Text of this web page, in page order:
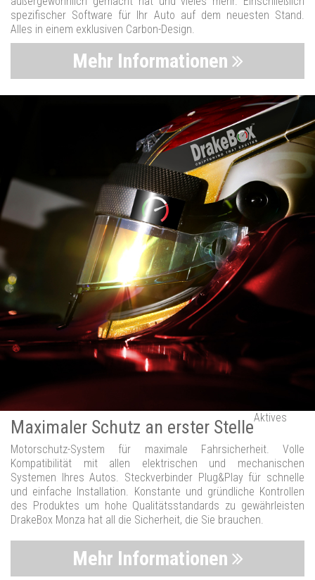
spezifischer Software für Ihr Auto auf dem neuesten Stand.
Alles in einem exklusiven Carbon-Design.
Mehr Informationen
Maximaler Schutz an erster StelleAktives
Motorschutz-System für maximale Fahrsicherheit. Volle
Kompatibilität mit allen elektrischen und mechanischen
Systemen Ihres Autos. Steckverbinder Plug&Play für schnelle
und einfache Installation. Konstante und gründliche Kontrollen
des Produktes um hohe Qualitätsstandards zu gewährleisten
DrakeBox Monza hat all die Sicherheit, die Sie brauchen.
Mehr Informationen